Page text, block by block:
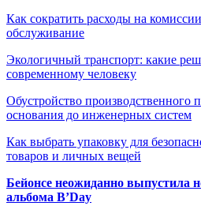
Как сократить расходы на
обслуживание
Экологичный транспорт: какие
современному человеку
Обустройство производственного
основания до инженерных систем
Как выбрать упаковку для
товаров и личных вещей
Бейонсе неожиданно выпустила
альбома B’Day